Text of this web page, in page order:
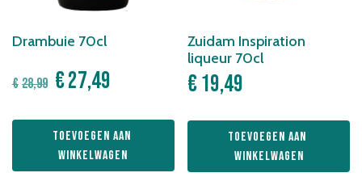
Drambuie 70cl
€28,99 Oorspronkelijke
was:
€28,99.
€27,49
is:
€27,49.
Toevoegen aan
winkelwagen
Zuidam Inspiration
liqueur 70cl
€19,49
Toevoegen aan
winkelwagen